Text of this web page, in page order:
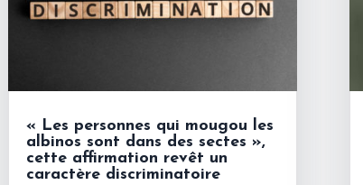
« Les personnes qui mougou les
albinos sont dans des sectes »,
cette affirmation revêt un
caractère discriminatoire